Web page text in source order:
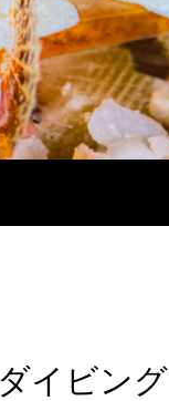
イビング